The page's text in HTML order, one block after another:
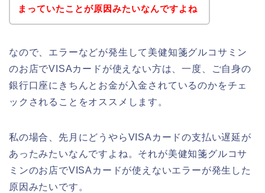
まっていたことが原因みたいなんですよね
なので、エラーなどが発生して美健知箋グルコサミン
のお店でVISAカードが使えない方は、一度、ご自身の
銀行口座にきちんとお金が入金されているのかをチェ
ックされることをオススメします。
私の場合、先月にどうやらVISAカードの支払い遅延が
あったみたいなんですよね。それが美健知箋グルコサ
ミンのお店でVISAカードが使えないエラーが発生した
原因みたいです。